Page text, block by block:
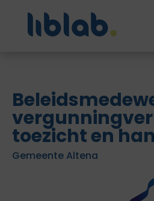
toezicht en
Gemeente Altena